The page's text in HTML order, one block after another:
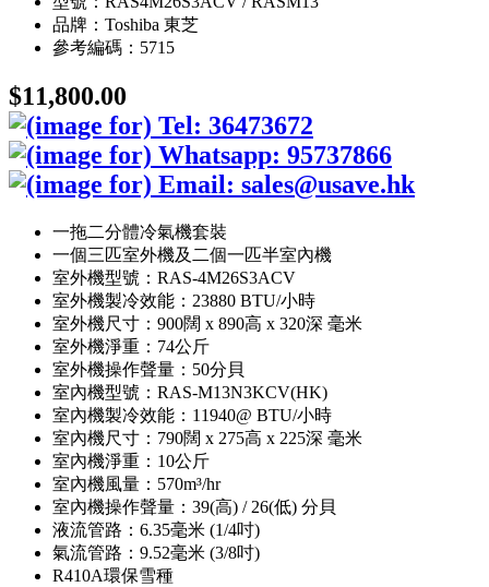
品牌：Toshiba 東芝
參考編碼：5715
$11,800.00
一拖二分體冷氣機套裝
一個三匹室外機及二個一匹半室內機
室外機型號：RAS-4M26S3ACV
室外機製冷效能：23880 BTU/小時
室外機尺寸：900闊 x 890高 x 320深 毫米
室外機淨重：74公斤
室外機操作聲量：50分貝
室內機型號：RAS-M13N3KCV(HK)
室內機製冷效能：11940@ BTU/小時
室內機尺寸：790闊 x 275高 x 225深 毫米
室內機淨重：10公斤
室內機風量：570m³/hr
室內機操作聲量：39(高) / 26(低) 分貝
液流管路：6.35毫米 (1/4吋)
氣流管路：9.52毫米 (3/8吋)
R410A環保雪種